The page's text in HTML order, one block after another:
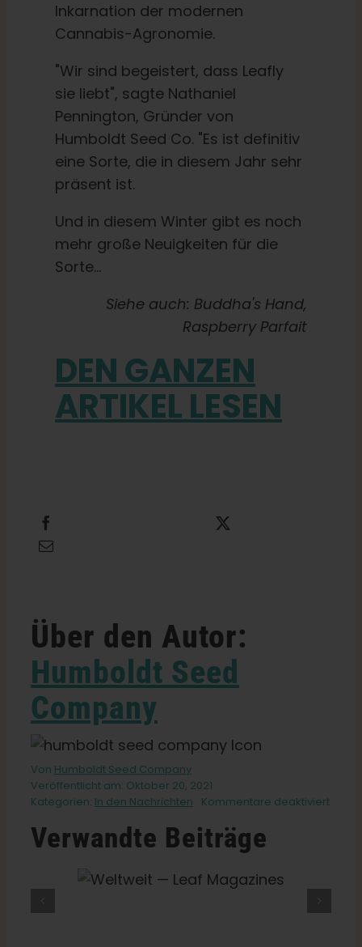
Inkarnation der modernen
Cannabis-Agronomie.
"Wir sind begeistert, dass Leafly
sie liebt", sagte Nathaniel
Pennington, Gründer von
Humboldt Seed Co. "Es ist definitiv
eine Sorte, die in diesem Jahr sehr
präsent ist.
Und in diesem Winter gibt es noch
mehr große Neuigkeiten für die
Sorte...
Siehe auch: Buddha's Hand,
Raspberry Parfait
DEN GANZEN
ARTIKEL LESEN
Über den Autor:
Humboldt Seed
Company
Von Humboldt Seed Company
Veröffentlicht am: Oktober 20, 2021
Kategorien: In den Nachrichten Kommentare deaktiviertfür
Verwandte Beiträge